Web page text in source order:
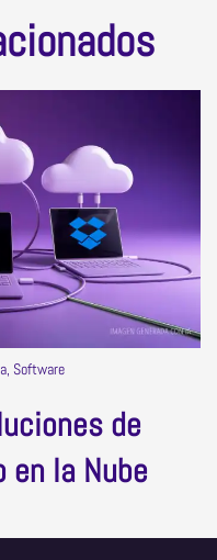
Software
de
en la Nube